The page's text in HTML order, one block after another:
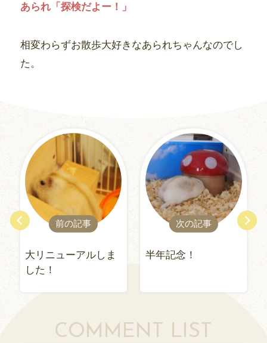
あられ「探検だよー！」
相変わらずお散歩大好きなあられちゃんなのでし
た。
前の記事
大リニューアルしま
した！
次の記事
半年記念！
COMMENT LIST